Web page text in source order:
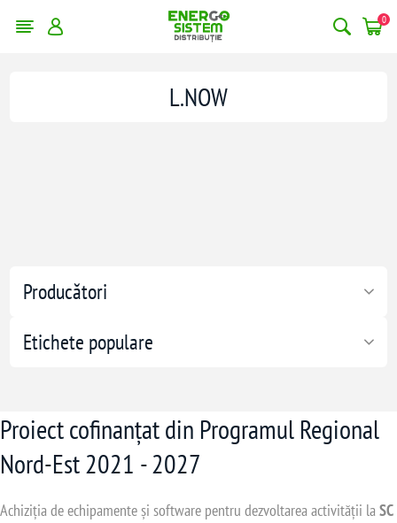
0
Producători
Etichete populare
L.NOW
Proiect cofinanțat din Programul Regional
Nord-Est 2021 - 2027
Achiziția de echipamente și software pentru dezvoltarea activității laSC